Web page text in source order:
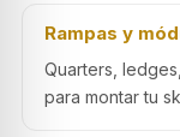
Rampas y
Quarters,
para montar tu